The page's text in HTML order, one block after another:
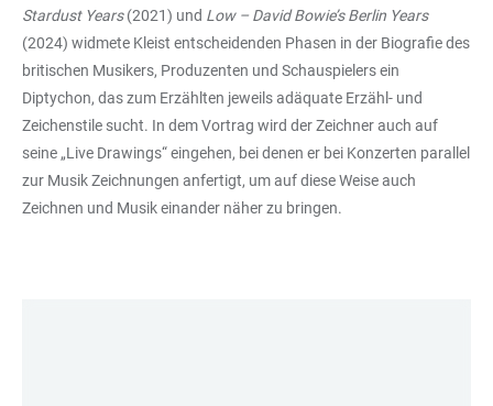
Stardust Years(2021) und Low – David Bowie’s Berlin Years
(2024) widmete Kleist entscheidenden Phasen in der Biografie des
britischen Musikers, Produzenten und Schauspielers ein
Diptychon, das zum Erzählten jeweils adäquate Erzähl- und
Zeichenstile sucht. In dem Vortrag wird der Zeichner auch auf
seine „Live Drawings“ eingehen, bei denen er bei Konzerten parallel
zur Musik Zeichnungen anfertigt, um auf diese Weise auch
Zeichnen und Musik einander näher zu bringen.